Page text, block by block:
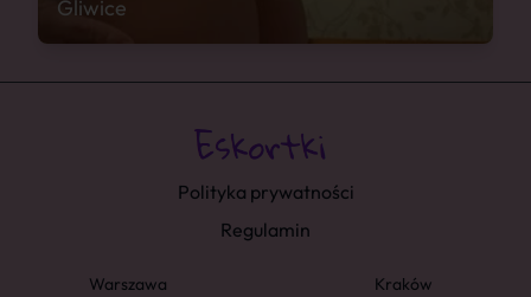
Gliwice
Polityka prywatności
Regulamin
Warszawa
Kraków